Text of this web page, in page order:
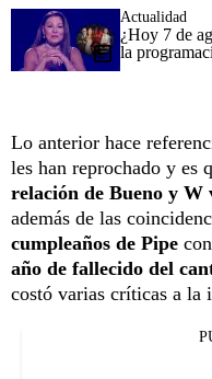
Actualidad
¿Hoy 7 de
la
Lo anterior hace
les han reprochado y es
relación de Bueno y W
además de las
cumpleaños de Pipe
año de fallecido del
costó varias críticas a la